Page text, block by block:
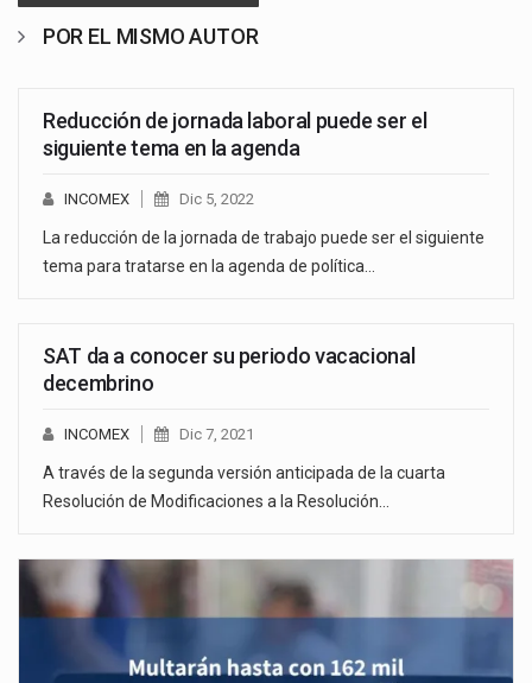
POR EL MISMO AUTOR
Reducción de jornada laboral puede ser el
siguiente tema en la agenda
INCOMEX Dic 5, 2022
La reducción de la jornada de trabajo puede ser el siguiente
tema para tratarse en la agenda de política…
SAT da a conocer su periodo vacacional
decembrino
INCOMEX Dic 7, 2021
A través de la segunda versión anticipada de la cuarta
Resolución de Modificaciones a la Resolución…